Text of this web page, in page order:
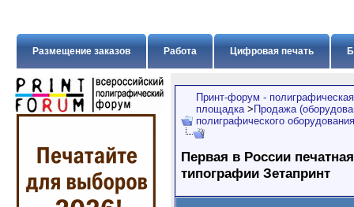
Цифровая печать
Работа
Размещение заказов
Принт-форум -
площадка > Продажа
полиграфического оборудования
Первая в России
типографии Зетапринт